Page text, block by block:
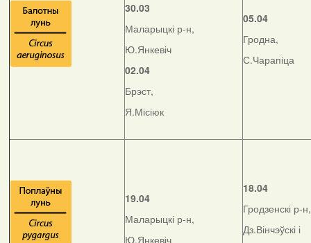
30.03
Маларыцкі р-н,
Ю.Янкевіч
02.04
Брэст,
Я.Місіюк
05.04
Гродна,
С.Чарапіца
19.04
Маларыцкі р-н,
Ю.Янкевіч
18.04
Гродзенскі р-н,
Дз.Вінчэўскі і